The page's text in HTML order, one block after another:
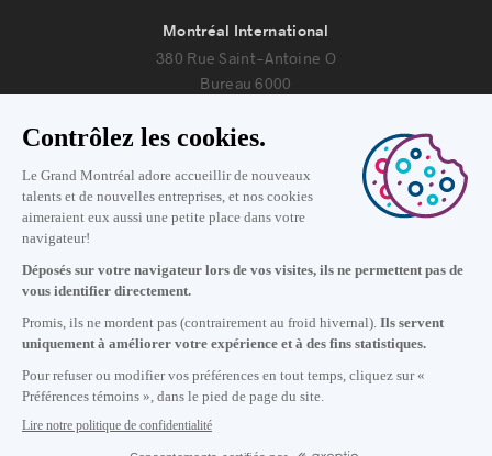
S'abonner à notre infolettre
Carrières
Montréal International
380 Rue Saint-Antoine O
Bureau 6000
Nous joindre
Lundi au vendredi de 8h30 à 17h.